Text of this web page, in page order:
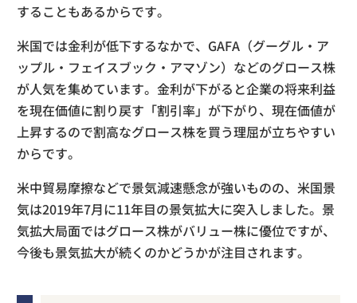
することもあるからです。
米国では金利が低下するなかで、GAFA（グーグル・ア
ップル・フェイスブック・アマゾン）などのグロース株
が人気を集めています。金利が下がると企業の将来利益
を現在価値に割り戻す「割引率」が下がり、現在価値が
上昇するので割高なグロース株を買う理屈が立ちやすい
からです。
米中貿易摩擦などで景気減速懸念が強いものの、米国景
気は2019年7月に11年目の景気拡大に突入しました。景
気拡大局面ではグロース株がバリュー株に優位ですが、
今後も景気拡大が続くのかどうかが注目されます。